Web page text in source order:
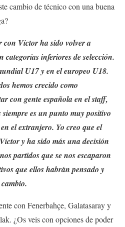
cambio de técnico con una buena
con Víctor ha sido volver a
categorías inferiores de selección.
U17 y en el europeo U18.
hemos crecido como
con gente española en el staff,
es un punto muy positivo
el extranjero. Yo creo que el
y ha sido más una decisión
partidos que se nos escaparon
que ellos habrán pensado y
con Fenerbahçe, Galatasaray y
¿Os veis con opciones de poder